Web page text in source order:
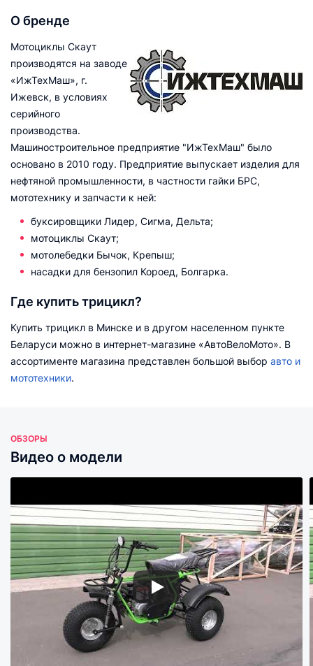
О бренде
Мотоциклы Скаут
производятся на заводе
«ИжТехМаш», г.
Ижевск, в условиях
серийного
производства.
Машиностроительное предприятие "ИжТехМаш" было
основано в 2010 году. Предприятие выпускает изделия для
нефтяной промышленности, в частности гайки БРС,
мототехнику и запчасти к ней:
буксировщики Лидер, Сигма, Дельта;
мотоциклы Скаут;
мотолебедки Бычок, Крепыш;
насадки для бензопил Короед, Болгарка.
Где купить трицикл?
Купить трицикл в Минске и в другом населенном пункте
Беларуси можно в интернет-магазине «АвтоВелоМото». В
ассортименте магазина представлен большой выбор авто и
мототехники.
ОБЗОРЫ
Видео о модели